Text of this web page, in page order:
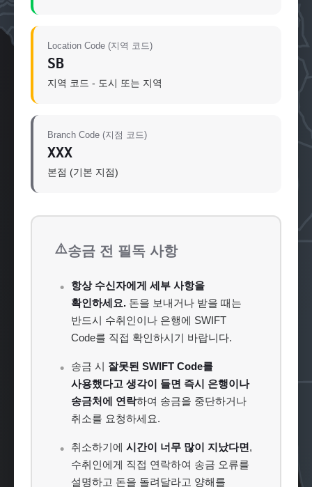
Location Code (지역 코드)
SB
지역 코드 - 도시 또는 지역
Branch Code (지점 코드)
XXX
본점 (기본 지점)
⚠️송금 전 필독 사항
항상 수신자에게 세부 사항을
확인하세요. 돈을 보내거나 받을 때는
반드시 수취인이나 은행에 SWIFT
Code를 직접 확인하시기 바랍니다.
송금 시 잘못된 SWIFT Code를
사용했다고 생각이 들면 즉시 은행이나
송금처에 연락하여 송금을 중단하거나
취소를 요청하세요.
취소하기에 시간이 너무 많이 지났다면,
수취인에게 직접 연락하여 송금 오류를
설명하고 돈을 돌려달라고 양해를